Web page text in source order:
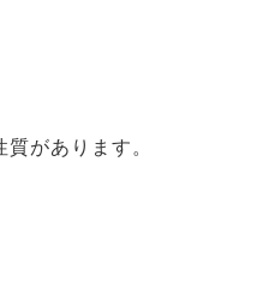
があります。